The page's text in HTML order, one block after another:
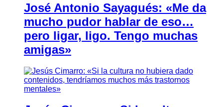
José Antonio Sayagués: «Me da
mucho pudor hablar de eso…
pero ligar, ligo. Tengo muchas
amigas»